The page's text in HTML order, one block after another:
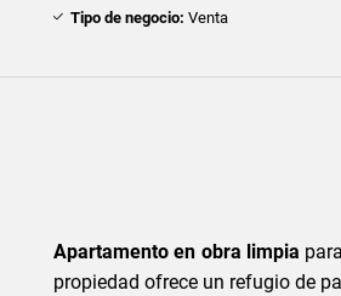
Tipo de negocio: Venta
Apartamento en obra limpia
propiedad ofrece un refugio de